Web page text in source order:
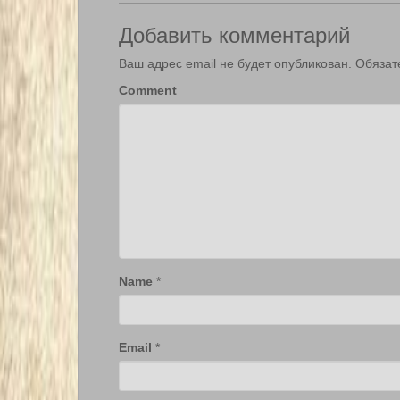
Добавить комментарий
Ваш адрес email не будет опубликован.
Comment
Name *
Email *